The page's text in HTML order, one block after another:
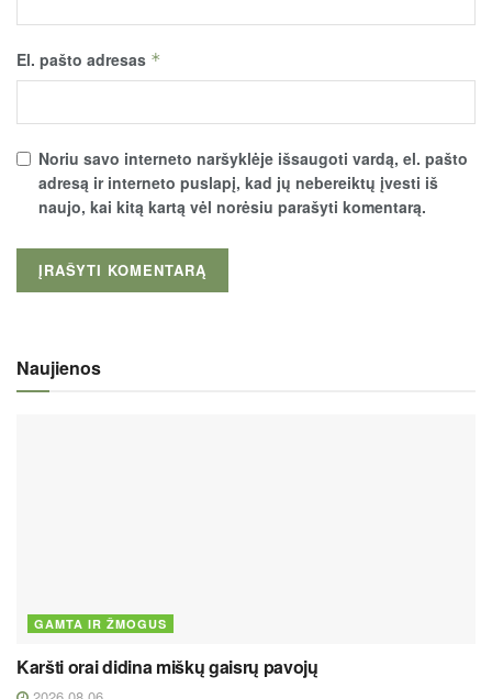
El. pašto adresas *
Noriu savo interneto naršyklėje išsaugoti vardą, el. pašto
adresą ir interneto puslapį, kad jų nebereiktų įvesti iš
naujo, kai kitą kartą vėl norėsiu parašyti komentarą.
Naujienos
GAMTA IR ŽMOGUS
Karšti orai didina miškų gaisrų pavojų